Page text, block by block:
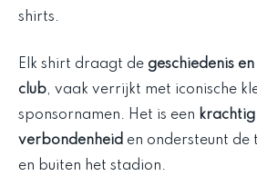
shirts.
Elk shirt draagt de geschiedenis
club, vaak verrijkt met iconische
sponsornamen. Het is een
verbondenheid en ondersteunt de
en buiten het stadion.